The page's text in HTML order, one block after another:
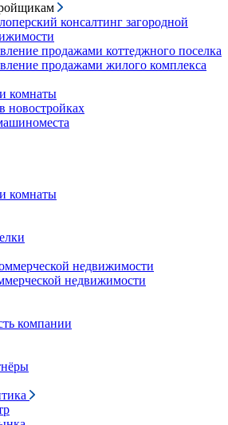
консалтинг загородной
продажами коттеджного поселка
продажами жилого комплекса
комнаты
новостройках
комнаты
недвижимости
недвижимости
компании